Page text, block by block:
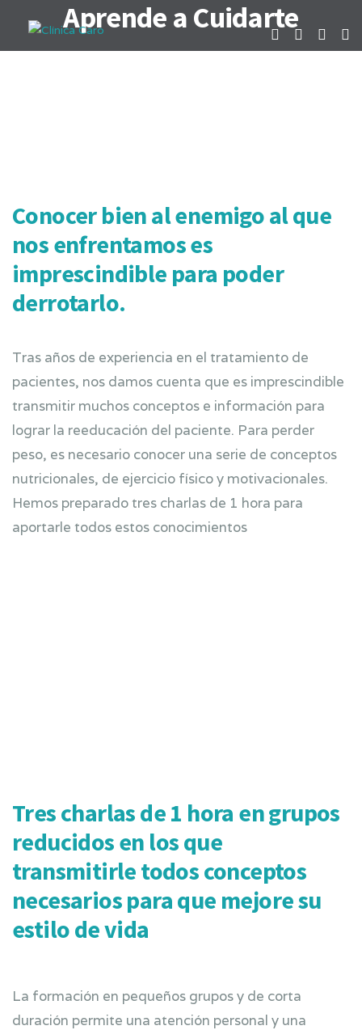
Aprende a Cuidarte
Conocer bien al enemigo al que
nos enfrentamos es
imprescindible para poder
derrotarlo.
Tras años de experiencia en el tratamiento de
pacientes, nos damos cuenta que es imprescindible
transmitir muchos conceptos e información para
lograr la reeducación del paciente. Para perder
peso, es necesario conocer una serie de conceptos
nutricionales, de ejercicio físico y motivacionales.
Hemos preparado tres charlas de 1 hora para
aportarle todos estos conocimientos
Tres charlas de 1 hora en grupos
reducidos en los que
transmitirle todos conceptos
necesarios para que mejore su
estilo de vida
La formación en pequeños grupos y de corta
duración permite una atención personal y una